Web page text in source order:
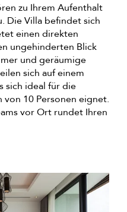
zu Ihrem Aufenthalt
Die Villa befindet sich
einen direkten
ungehinderten Blick
und geräumige
sich auf einem
sich ideal für die
10 Personen eignet.
vor Ort rundet Ihren